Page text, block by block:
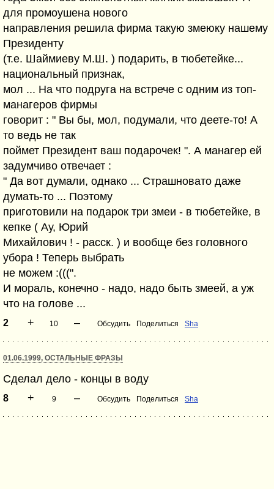
для промоушена нового
направления решила фирма такую змеюку нашему
Президенту
(т.е. Шаймиеву М.Ш. ) подарить, в тюбетейке...
национальный признак,
мол ... На что подруга на встрече с одним из топ-
манагеров фирмы
говорит : " Вы бы, мол, подумали, что деете-то! А
то ведь не так
поймет Президент ваш подарочек! ". А манагер ей
задумчиво отвечает :
" Да вот думали, однако ... Страшновато даже
думать-то ... Поэтому
приготовили на подарок три змеи - в тюбетейке, в
кепке ( Ау, Юрий
Михайлович ! - расск. ) и вообще без головного
убора ! Теперь выбрать
не можем :(((".
И мораль, конечно - надо, надо быть змеей, а уж
что на голове ...
2 + 10 – Обсудить Поделиться Sha
01.06.1999, ОСТАЛЬНЫЕ ФРАЗЫ
Сделал дело - концы в воду
8 + 9 – Обсудить Поделиться Sha